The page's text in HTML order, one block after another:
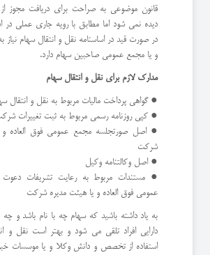
قانون موضوعی به صراحت برای دریافت مجوز از
دیده نمی شود اما مطابق با رویه جاری عملی در
در صورت قید در اساسنامه نقل و انتقال سهام نیاز
و یا مجمع عمومی صاحبین سهام دارد.
مدارک لازم برای نقل و انتقال سهام
● گواهی پرداخت مالیات مربوط به نقل و انتقال
● کپی روزنامه رسمی مربوط به ثبت تغییرات
● اصل صورتجلسه مجمع عمومی فوق العاده و
شرکت
● اصل وکالتنامه وکیل
● مستندات مربوط به رعایت تشریفات
عمومی فوق العاده و یا هیئت مدیره شرکت
به یاد داشته باشید که سهام چه با نام باشد و چه
دارایی افراد تلقی می شود و بهتر است نقل و
استفاده از تخصص و دانش وکلا و یا موسسات